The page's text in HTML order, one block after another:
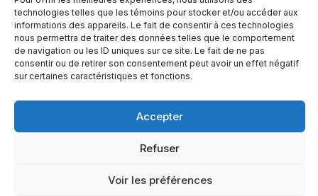
technologies telles que les témoins pour stocker et/ou accéder aux
informations des appareils. Le fait de consentir à ces technologies
nous permettra de traiter des données telles que le comportement
de navigation ou les ID uniques sur ce site. Le fait de ne pas
consentir ou de retirer son consentement peut avoir un effet négatif
sur certaines caractéristiques et fonctions.
Accepter
Refuser
Voir les préférences
© Copyright 2026 – Altomédia Inc |
Ce site internet a été conçu et développé par Chameleon Ideas